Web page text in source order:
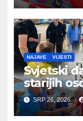
NAJAVE VIJESTI
Svjetski
starijih
SRP 26, 2026